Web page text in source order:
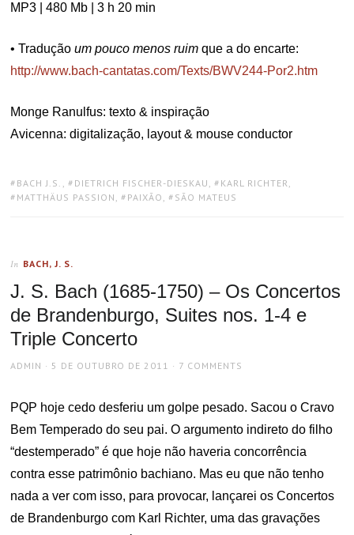
MP3 | 480 Mb | 3 h 20 min
• Traduçãoum pouco menos ruimque a do encarte:
http://www.bach-cantatas.com/Texts/BWV244-Por2.htm
Monge Ranulfus: texto & inspiração
Avicenna: digitalização, layout & mouse conductor
TAGS:
BACH J.S. , DIETRICH FISCHER-DIESKAU , KARL RICHTER,
MATTHÄUS PASSION , PAIXÃO , SÃO MATEUS
In BACH, J. S.
J. S. Bach (1685-1750) – Os Concertos
de Brandenburgo, Suites nos. 1-4 e
Triple Concerto
AUTHOR
ADMIN
POSTED
5 DE OUTUBRO DE 2011 7 COMMENTS
PQP hoje cedo desferiu um golpe pesado. Sacou o Cravo
Bem Temperado do seu pai. O argumento indireto do filho
“destemperado” é que hoje não haveria concorrência
contra esse patrimônio bachiano. Mas eu que não tenho
nada a ver com isso, para provocar, lançarei os Concertos
de Brandenburgo com Karl Richter, uma das gravações